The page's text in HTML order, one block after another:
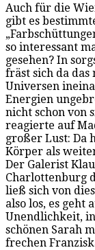
Auch für die
gibt es
so interessant
gesehen? In
fräst sich da
Universen
Energien
nicht schon von
reagierte auf
großer Lust: Da
Körper als
Der Galerist
Charlottenburg
ließ sich von
also los, es geht
Unendlichkeit,
schönen Sarah
frechen